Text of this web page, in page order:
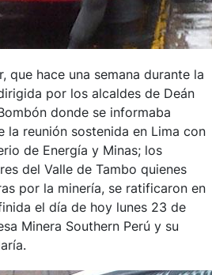
que hace una semana durante la
por los alcaldes de Deán
donde se informaba
la reunión sostenida en Lima con
de Energía y Minas; los
del Valle de Tambo quienes
por la minería, se ratificaron en
el día de hoy lunes 23 de
Minera Southern Perú y su